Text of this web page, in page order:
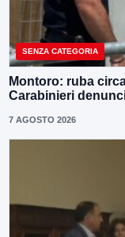
SENZA CATEGORIA
Montoro: ruba
Carabinieri
7 AGOSTO 2026